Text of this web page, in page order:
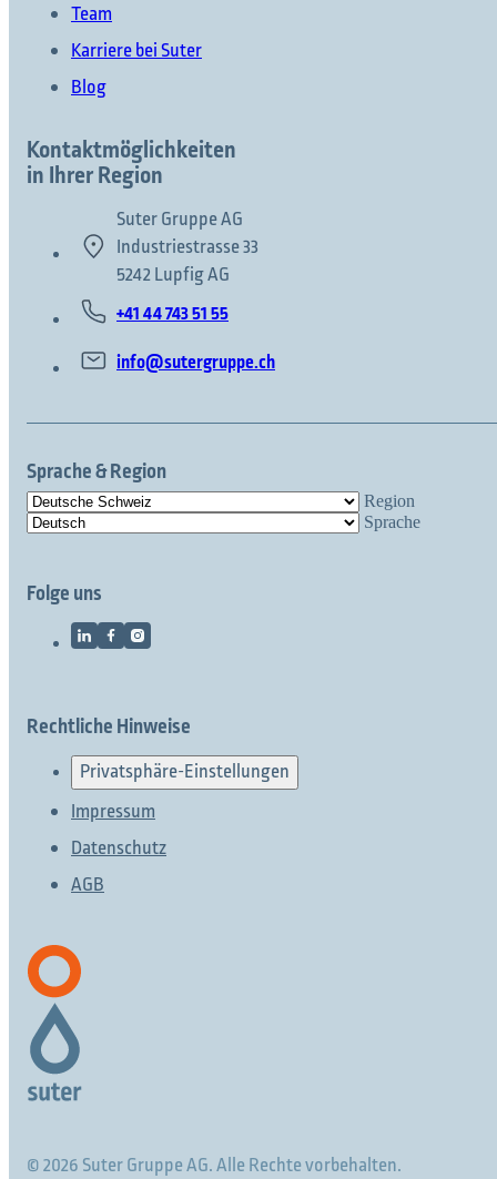
Team
Karriere bei Suter
Blog
Kontaktmöglichkeiten
in Ihrer Region
Suter Gruppe AG
Industriestrasse 33
5242 Lupfig AG
+41 44 743 51 55
info@sutergruppe.ch
Sprache & Region
Region
Sprache
Folge uns
Rechtliche Hinweise
Privatsphäre-Einstellungen
Impressum
Datenschutz
AGB
© 2026 Suter Gruppe AG. Alle Rechte vorbehalten.